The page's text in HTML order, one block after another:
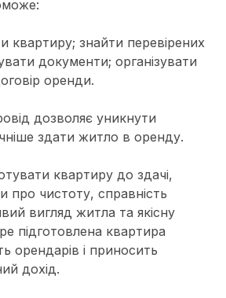
квартиру; знайти перевірених
документи; організувати
оренди.
дозволяє уникнути
здати житло в оренду.
квартиру до здачі,
про чистоту, справність
вигляд житла та якісну
підготовлена квартира
орендарів і приносить
дохід.